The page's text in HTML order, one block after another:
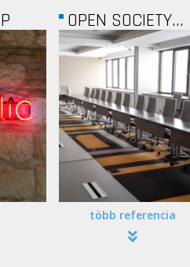
AMC NETWORKS...
több referencia